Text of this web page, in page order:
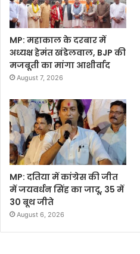
MP: महाकाल के दरबार में
अध्यक्ष हेमंत खंडेलवाल, BJP की
मजबूती का मांगा आशीर्वाद
August 7, 2026
MP: दतिया में कांग्रेस की जीत
में जयवर्धन सिंह का जादू, 35 में
30 बूथ जीते
August 6, 2026